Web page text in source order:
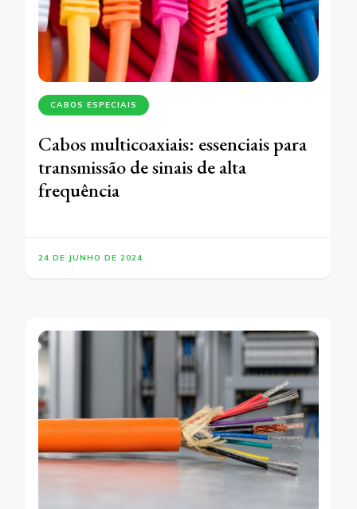
CABOS ESPECIAIS
Cabos multicoaxiais: essenciais para
transmissão de sinais de alta
frequência
24 DE JUNHO DE 2024